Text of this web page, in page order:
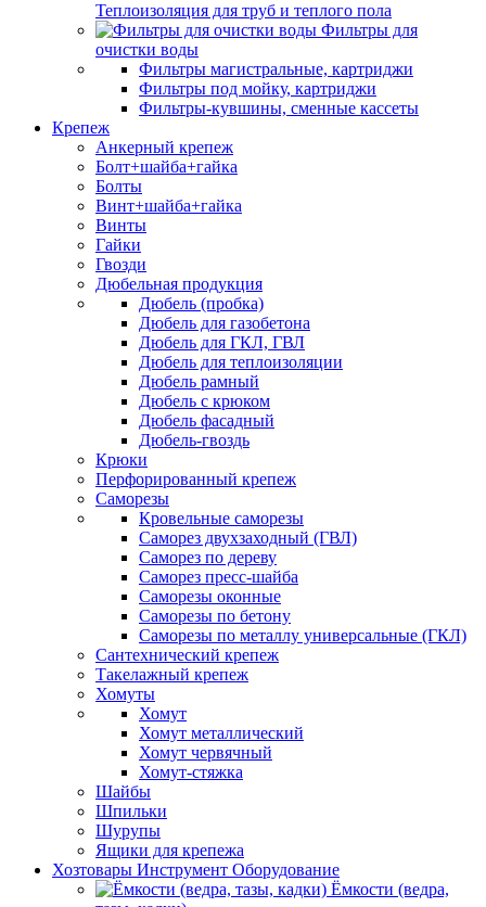
Теплоизоляция для труб и теплого пола
Фильтры для
очистки воды
Фильтры магистральные, картриджи
Фильтры под мойку, картриджи
Фильтры-кувшины, сменные кассеты
Крепеж
Анкерный крепеж
Болт+шайба+гайка
Болты
Винт+шайба+гайка
Винты
Гайки
Гвозди
Дюбельная продукция
Дюбель (пробка)
Дюбель для газобетона
Дюбель для ГКЛ, ГВЛ
Дюбель для теплоизоляции
Дюбель рамный
Дюбель с крюком
Дюбель фасадный
Дюбель-гвоздь
Крюки
Перфорированный крепеж
Саморезы
Кровельные саморезы
Саморез двухзаходный (ГВЛ)
Саморез по дереву
Саморез пресс-шайба
Саморезы оконные
Саморезы по бетону
Саморезы по металлу универсальные (ГКЛ)
Сантехнический крепеж
Такелажный крепеж
Хомуты
Хомут
Хомут металлический
Хомут червячный
Хомут-стяжка
Шайбы
Шпильки
Шурупы
Ящики для крепежа
Хозтовары Инструмент Оборудование
Ёмкости (ведра,